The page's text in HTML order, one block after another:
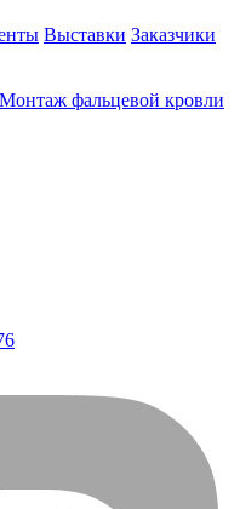
Выставки Заказчики
Монтаж фальцевой кровли